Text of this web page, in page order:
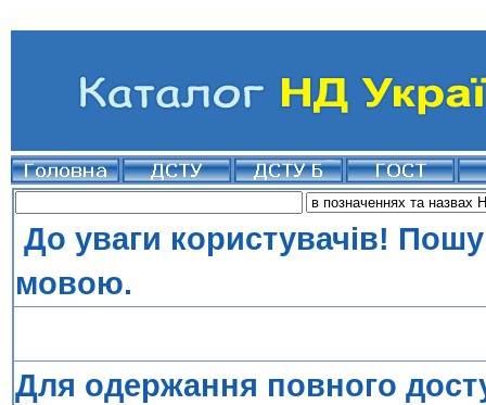
До уваги користувачів!
мовою.
Для одержання повного